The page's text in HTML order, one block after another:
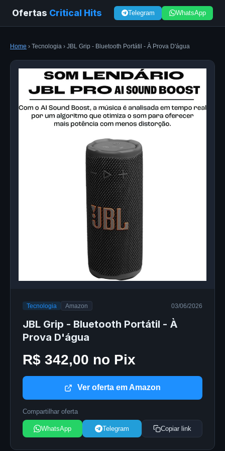
Ofertas Critical Hits Telegram WhatsApp
Home › Tecnologia › JBL Grip - Bluetooth Portátil - À Prova D'água
Tecnologia Amazon 03/06/2026
JBL Grip - Bluetooth Portátil - À
Prova D'água
R$ 342,00 no Pix
Ver oferta em Amazon
Compartilhar oferta
WhatsApp Telegram Copiar link